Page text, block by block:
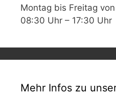
Montag bis Freitag von
08:30 Uhr – 17:30 Uhr
Mehr Infos zu